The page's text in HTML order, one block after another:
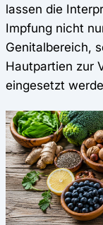
lassen die
Impfung nicht
Genitalbereich,
Hautpartien zur
eingesetzt